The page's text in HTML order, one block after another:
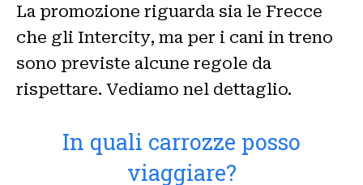
La promozione riguarda sia le Frecce
che gli Intercity, ma per i cani in treno
sono previste alcune regole da
rispettare. Vediamo nel dettaglio.
In quali carrozze posso
viaggiare?